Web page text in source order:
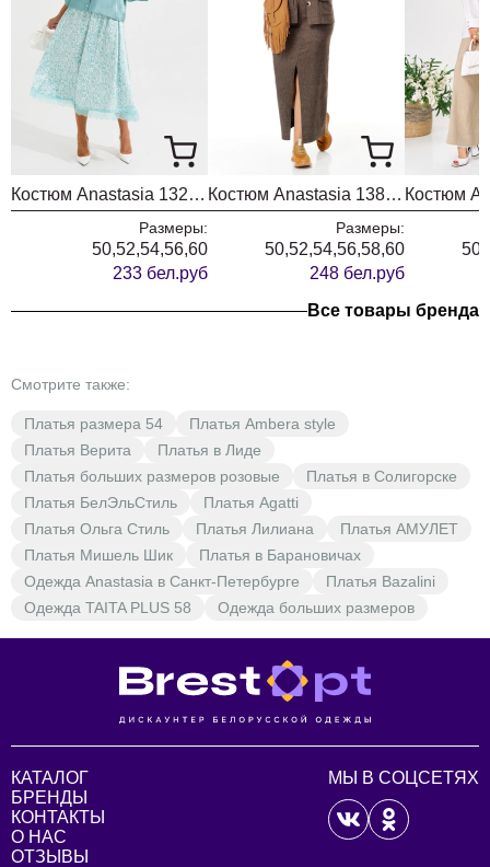
Костюм Anastasia 1322 бирюза
Размеры:
50,52,54,56,60
233 бел.руб
Костюм Anastasia 1384 шоколад
Размеры:
50,52,54,56,58,60
248 бел.руб
Все товары бренда
Смотрите также:
Платья размера 54
Платья Ambera style
Платья Верита
Платья в Лиде
Платья больших размеров розовые
Платья в Солигорске
Платья БелЭльСтиль
Платья Agatti
Платья Ольга Стиль
Платья Лилиана
Платья АМУЛЕТ
Платья Мишель Шик
Платья в Барановичах
Одежда Anastasia в Санкт-Петербурге
Платья Bazalini
Одежда TAITA PLUS 58
Одежда больших размеров
КАТАЛОГ
БРЕНДЫ
КОНТАКТЫ
О НАС
ОТЗЫВЫ
МЫ В СОЦСЕТЯХ